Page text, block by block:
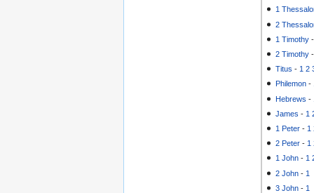
1
2
1 Timothy
2 Timothy
Titus - 1 2
Philemon -
Hebrews -
James - 1
1 Peter - 1
2 Peter - 1
1 John - 1
2 John - 1
3 John - 1